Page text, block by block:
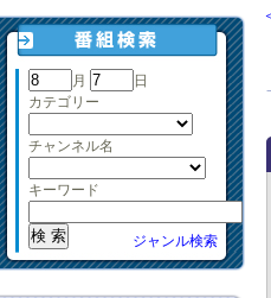
月
日
カテゴリー
チャンネル名
キーワード
ジャンル検索